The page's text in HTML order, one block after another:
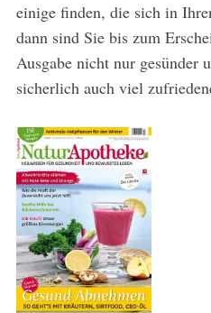
einige finden, die sich in
dann sind Sie bis zum
Ausgabe nicht nur gesünder
sicherlich auch viel